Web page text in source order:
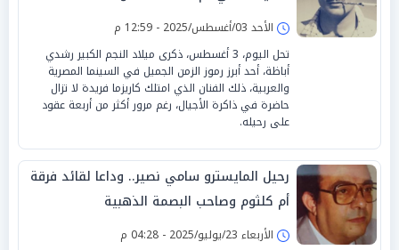
الأحد 03/أغسطس/2025 - 12:59 م
تحل اليوم، 3 أغسطس، ذكرى ميلاد النجم الكبير رشدي
أباظة، أحد أبرز رموز الزمن الجميل في السينما المصرية
والعربية، ذلك الفنان الذي امتلك كاريزما فريدة لا تزال
حاضرة في ذاكرة الأجيال، رغم مرور أكثر من أربعة عقود
على رحيله.
رحيل المايسترو سامي نصير.. وداعا لقائد فرقة
أم كلثوم وصاحب البصمة الذهبية
الأربعاء 23/يوليو/2025 - 04:28 م